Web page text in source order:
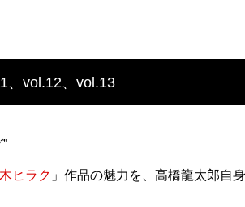
、vol.12、vol.13
ヒラク 」作品の魅力を、高橋龍太郎自身